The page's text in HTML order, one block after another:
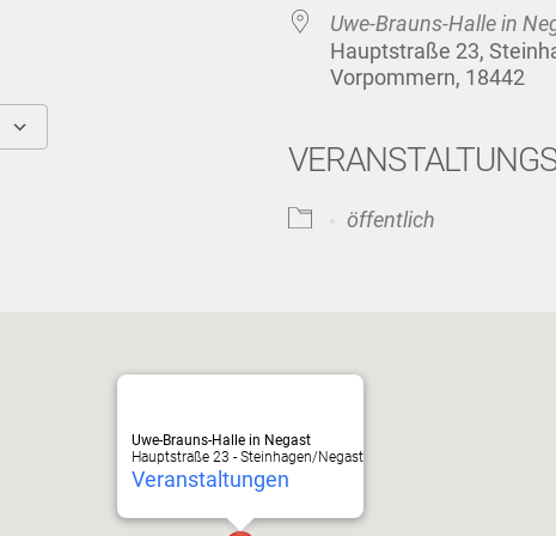
iCalendar
Uwe-Brauns-Halle in
Hauptstraße 23,
Vorpommern, 18442
öffentlich
Uwe-Brauns-Halle in Negast
Hauptstraße 23 - Steinhagen/Negast
Veranstaltungen